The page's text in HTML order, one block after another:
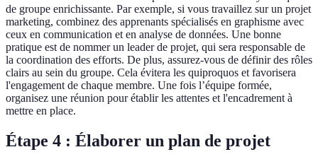
de groupe enrichissante. Par exemple, si vous travaillez sur un projet
marketing, combinez des apprenants spécialisés en graphisme avec
ceux en communication et en analyse de données. Une bonne
pratique est de nommer un leader de projet, qui sera responsable de
la coordination des efforts. De plus, assurez-vous de définir des rôles
clairs au sein du groupe. Cela évitera les quiproquos et favorisera
l'engagement de chaque membre. Une fois l’équipe formée,
organisez une réunion pour établir les attentes et l'encadrement à
mettre en place.
Étape 4 : Élaborer un plan de projet